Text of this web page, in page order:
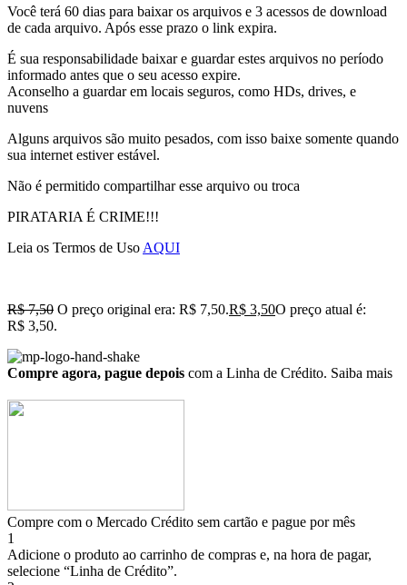
Você terá 60 dias para baixar os arquivos e 3 acessos de download
de cada arquivo. Após esse prazo o link expira.
É sua responsabilidade baixar e guardar estes arquivos no período
informado antes que o seu acesso expire.
Aconselho a guardar em locais seguros, como HDs, drives, e
nuvens
Alguns arquivos são muito pesados, com isso baixe somente quando
sua internet estiver estável.
Não é permitido compartilhar esse arquivo ou troca
PIRATARIA É CRIME!!!
Leia os Termos de Uso AQUI
R$7,50 O preço original era: R$ 7,50.R$ 3,50O preço atual é:
R$ 3,50.
Compre agora, pague depois com a Linha de Crédito. Saiba mais
Compre com o Mercado Crédito sem cartão e pague por mês
1
Adicione o produto ao carrinho de compras e, na hora de pagar,
selecione “Linha de Crédito”.